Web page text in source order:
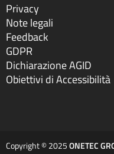
Privacy
Note legali
Feedback
GDPR
Dichiarazione AGID
Obiettivi di Accessibilità
Copyright © 2025ONETEC